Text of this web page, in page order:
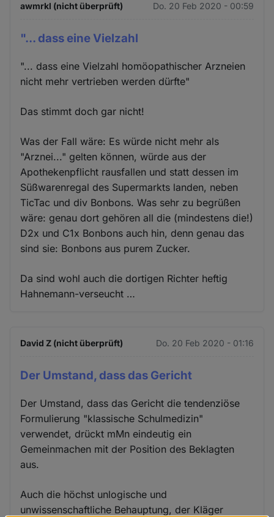
awmrkl (nicht überprüft) Do. 20 Feb 2020 - 00:59
"... dass eine Vielzahl
"... dass eine Vielzahl homöopathischer Arzneien
nicht mehr vertrieben werden dürfte"
Das stimmt doch gar nicht!
Was der Fall wäre: Es würde nicht mehr als
"Arznei..." gelten können, würde aus der
Apothekenpflicht rausfallen und statt dessen im
Süßwarenregal des Supermarkts landen, neben
TicTac und div Bonbons. Was sehr zu begrüßen
wäre: genau dort gehören all die (mindestens die!)
D2x und C1x Bonbons auch hin, denn genau das
sind sie: Bonbons aus purem Zucker.
Da sind wohl auch die dortigen Richter heftig
Hahnemann-verseucht …
David Z (nicht überprüft) Do. 20 Feb 2020 - 01:16
Der Umstand, dass das Gericht
Der Umstand, dass das Gericht die tendenziöse
Formulierung "klassische Schulmedizin"
verwendet, drückt mMn eindeutig ein
Gemeinmachen mit der Position des Beklagten
aus.
Auch die höchst unlogische und
unwissenschaftliche Behauptung, der Kläger